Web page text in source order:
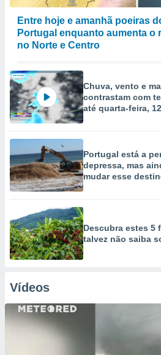
Entre hoje e amanhã poeiras
Portugal enquanto aumenta o
no Norte e Centro
Chuva, vento e
contrastam com
até quarta-feira,
Portugal está a
depressa, mas
mudar esse
Descubra estes 5
talvez não saiba
Vídeos